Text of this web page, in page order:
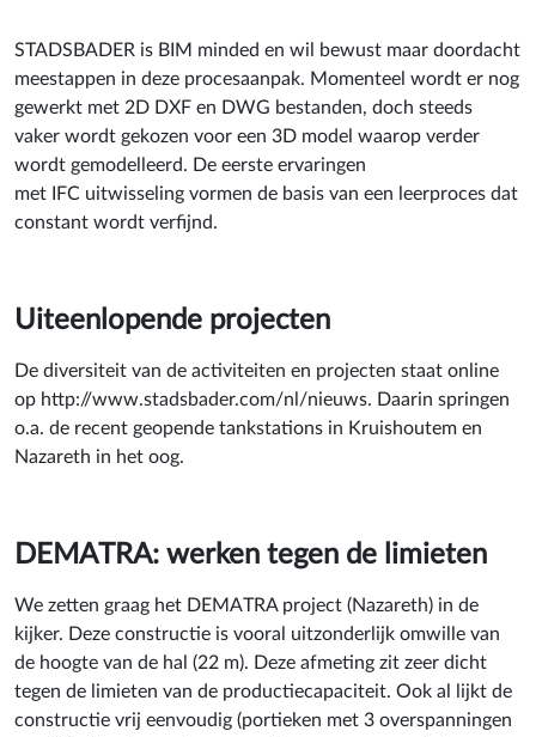
STADSBADER is BIM minded en wil bewust maar doordacht
meestappen in deze procesaanpak. Momenteel wordt er nog
gewerkt met 2D DXF en DWG bestanden, doch steeds
vaker wordt gekozen voor een 3D model waarop verder
wordt gemodelleerd. De eerste ervaringen
met IFC uitwisseling vormen de basis van een leerproces dat
constant wordt verfijnd.
Uiteenlopende projecten
De diversiteit van de activiteiten en projecten staat online
op http://www.stadsbader.com/nl/nieuws. Daarin springen
o.a. de recent geopende tankstations in Kruishoutem en
Nazareth in het oog.
DEMATRA: werken tegen de limieten
We zetten graag het DEMATRA project (Nazareth) in de
kijker. Deze constructie is vooral uitzonderlijk omwille van
de hoogte van de hal (22 m). Deze afmeting zit zeer dicht
tegen de limieten van de productiecapaciteit. Ook al lijkt de
constructie vrij eenvoudig (portieken met 3 overspanningen